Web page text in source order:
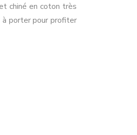
chiné en coton très
porter pour profiter